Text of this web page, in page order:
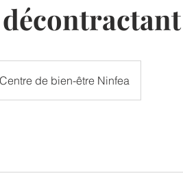
Centre de bien-être Ninfea